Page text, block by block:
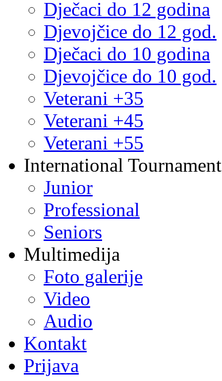
Dječaci do 12 godina
Djevojčice do 12 god.
Dječaci do 10 godina
Djevojčice do 10 god.
Veterani +35
Veterani +45
Veterani +55
International
Junior
Professional
Seniors
Multimedija
Foto galerije
Video
Audio
Kontakt
Prijava